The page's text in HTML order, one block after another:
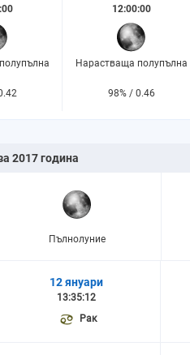
12:00:00
Нарастваща полупълна
98% / 0.46
2017 година
Пълнолуние
12 януари
13:35:12
Рак